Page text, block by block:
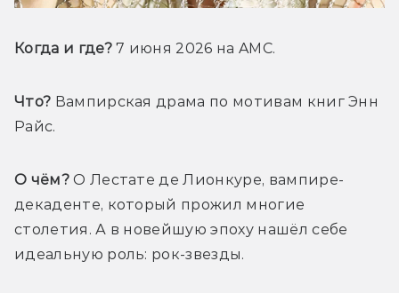
Когда и где? 7 июня 2026 на AMC.
Что? Вампирская драма по мотивам книг Энн
Райс.
О чём? О Лестате де Лионкуре, вампире-
декаденте, который прожил многие
столетия. А в новейшую эпоху нашёл себе
идеальную роль: рок-звезды.